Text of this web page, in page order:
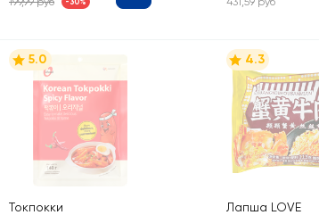
5.0
Токпокки
4.3
Лапша LOVE